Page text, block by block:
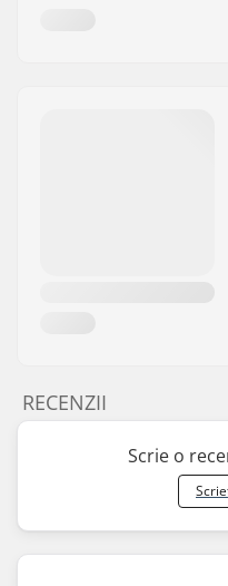
RECENZII
Scrie o